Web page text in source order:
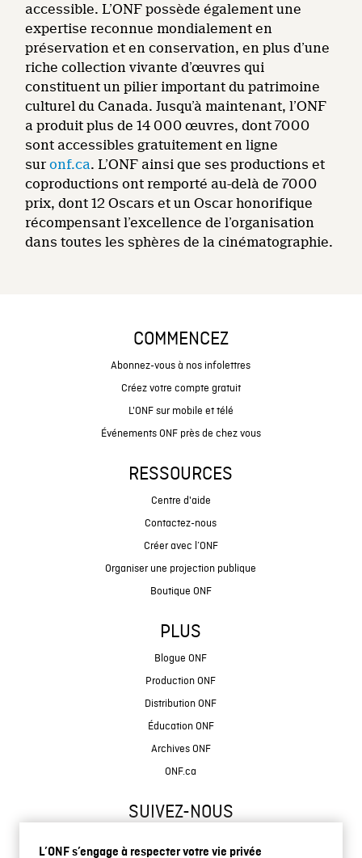
L’ONF s’engage à respecter votre vie privée
accessible. L’ONF possède également une
expertise reconnue mondialement en
préservation et en conservation, en plus d’une
riche collection vivante d’œuvres qui
constituent un pilier important du patrimoine
culturel du Canada. Jusqu’à maintenant, l’ONF
a produit plus de 14 000 œuvres, dont 7000
sont accessibles gratuitement en ligne
suronf.ca. L’ONF ainsi que ses productions et
coproductions ont remporté au-delà de 7000
prix, dont 12 Oscars et un Oscar honorifique
récompensant l’excellence de l’organisation
dans toutes les sphères de la cinématographie.
COMMENCEZ
Abonnez-vous à nos infolettres
Créez votre compte gratuit
L'ONF sur mobile et télé
Événements ONF près de chez vous
RESSOURCES
Centre d'aide
Contactez-nous
Créer avec l’ONF
Organiser une projection publique
Boutique ONF
PLUS
Blogue ONF
Production ONF
Distribution ONF
Éducation ONF
Archives ONF
ONF.ca
SUIVEZ-NOUS